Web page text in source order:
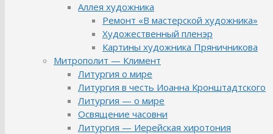
Аллея художника
Ремонт «В мастерской художника»
Художественный пленэр
Картины художника Пряничникова
Митрополит — Климент
Литургия о мире
Литургия в честь Иоанна Кронштадтского
Литургия — о мире
Освящение часовни
Литургия — Иерейская хиротония